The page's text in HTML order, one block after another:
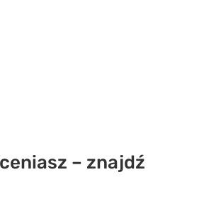
– znajdź